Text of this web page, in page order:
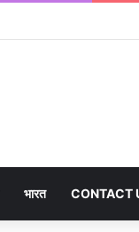
भारत CONTACT